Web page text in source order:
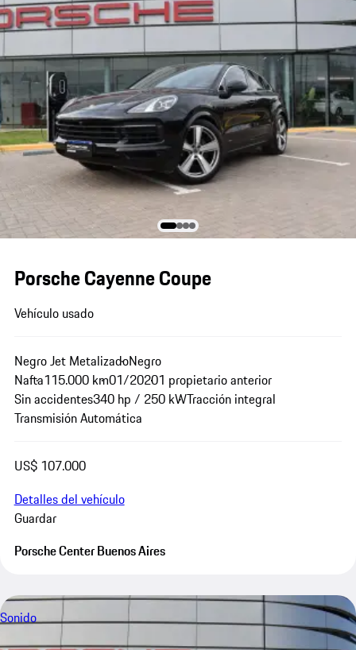
Porsche Cayenne Coupe
Vehículo usado
Negro Jet MetalizadoNegro
Nafta115.000 km01/20201 propietario anterior
Sin accidentes340 hp / 250 kWTracción integral
Transmisión Automática
US$ 107.000
Detalles del vehículo
Guardar
Porsche Center Buenos Aires
Sonido